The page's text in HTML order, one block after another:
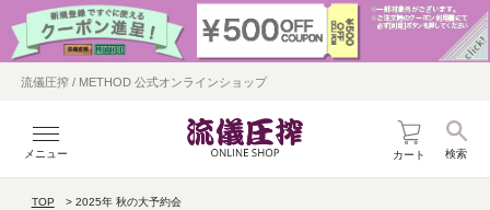
流儀圧搾 / METHOD 公式オンラインショップ
メニュー カート 検索
TOP
2025年 秋の大予約会